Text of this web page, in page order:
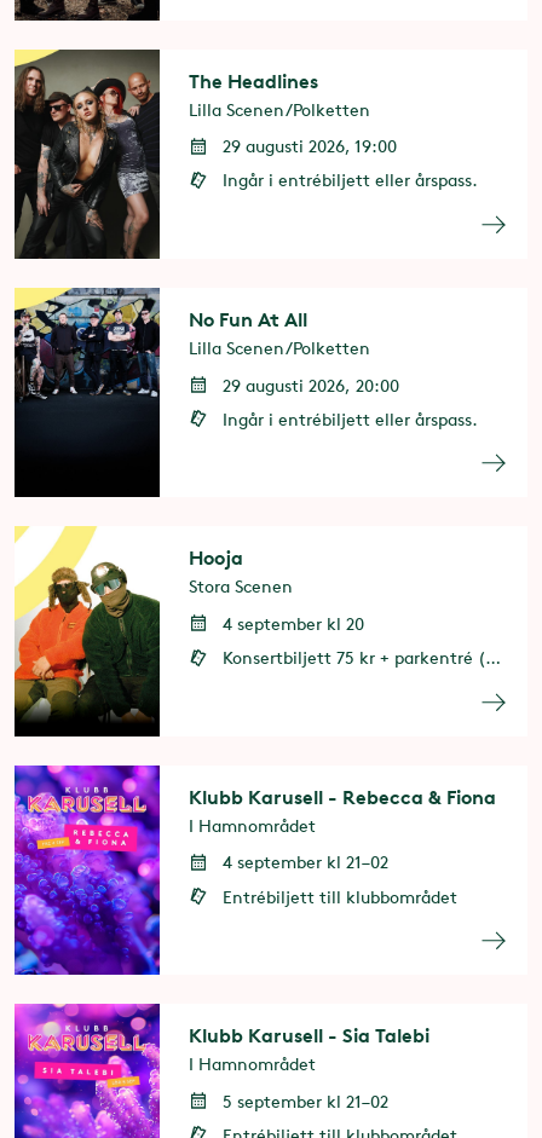
The Headlines
Lilla Scenen/Polketten
29 augusti 2026, 19:00
Ingår i entrébiljett eller årspass.
No Fun At All
Lilla Scenen/Polketten
29 augusti 2026, 20:00
Ingår i entrébiljett eller årspass.
Hooja
Stora Scenen
4 september kl 20
Konsertbiljett 75 kr + parkentré (entrébiljett eller årspass behövs)
Klubb Karusell - Rebecca & Fiona
I Hamnområdet
4 september kl 21–02
Entrébiljett till klubbområdet
Klubb Karusell - Sia Talebi
I Hamnområdet
5 september kl 21–02